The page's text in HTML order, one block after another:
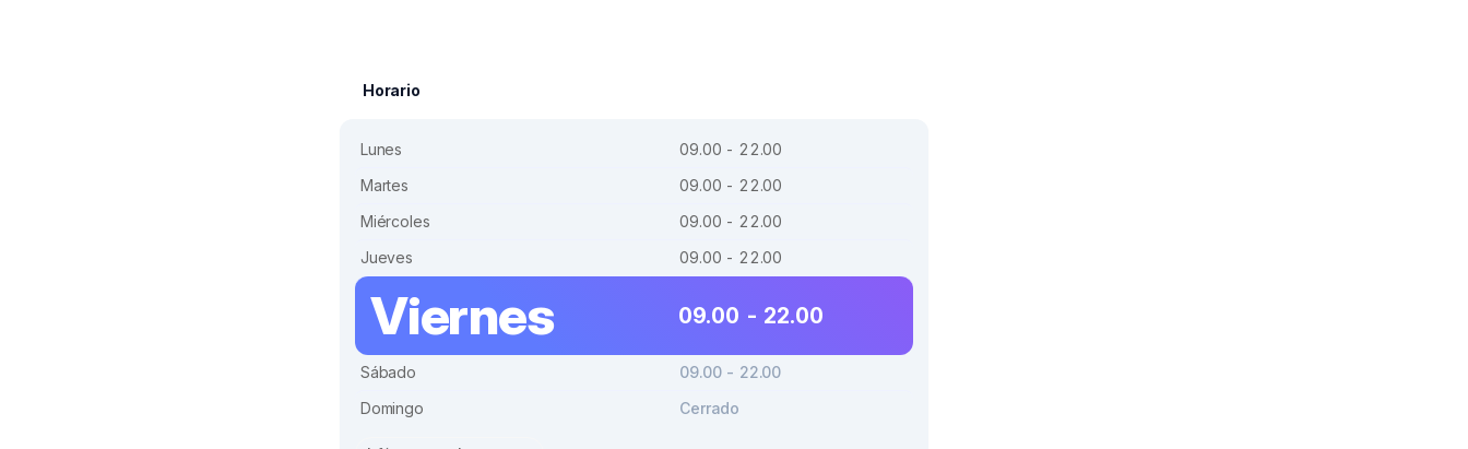
Horario
Lunes
09.00 - 22.00
Martes
09.00 - 22.00
Miércoles
09.00 - 22.00
Jueves
09.00 - 22.00
Viernes 09.00 - 22.00
Sábado
09.00 - 22.00
Domingo
Cerrado